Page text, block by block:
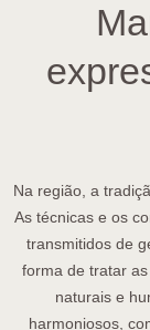
Na região, a
As técnicas e os
transmitidos de
forma de tratar
naturais e
harmoniosos,